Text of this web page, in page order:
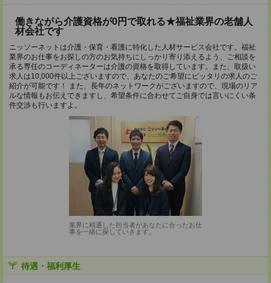
働きながら介護資格が0円で取れる★福祉業界の老舗人
材会社です
ニッソーネットは介護・保育・看護に特化した人材サービス会社です。福祉
業界のお仕事をお探しの方のお気持ちにしっかり寄り添えるよう、ご相談を
承る専任のコーディネーターは介護の資格を取得しています。また、取扱い
求人は10,000件以上ございますので、あなたのご希望にピッタリの求人のご
紹介が可能です！ また、長年のネットワークがございますので、現場のリア
ルな情報もお伝えできますし、希望条件に合わせてご自身では言いにくい条
件交渉も行いますよ。
業界に精通した担当者があなたに合ったお仕
事を一緒に探していきます。
待遇・福利厚生